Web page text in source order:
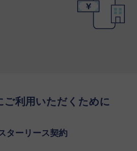
ご利用いただくために
ターリース契約